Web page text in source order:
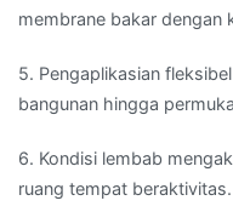
membrane bakar dengan
5. Pengaplikasian
bangunan hingga
6. Kondisi lembab
ruang tempat beraktivitas.